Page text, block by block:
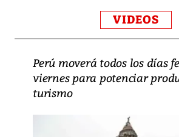
VIDEOS
Perú moverá todos los días
viernes para potenciar
turismo